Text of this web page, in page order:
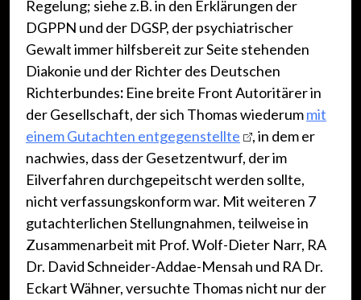
Regelung; siehe z.B. in den Erklärungen der
DGPPN und der DGSP, der psychiatrischer
Gewalt immer hilfsbereit zur Seite stehenden
Diakonie und der Richter des Deutschen
Richterbundes: Eine breite Front Autoritärer in
der Gesellschaft, der sich Thomas wiederummit
einem Gutachten entgegenstellte
, in dem er
nachwies, dass der Gesetzentwurf, der im
Eilverfahren durchgepeitscht werden sollte,
nicht verfassungskonform war. Mit weiteren 7
gutachterlichen Stellungnahmen, teilweise in
Zusammenarbeit mit Prof. Wolf-Dieter Narr, RA
Dr. David Schneider-Addae-Mensah und RA Dr.
Eckart Wähner, versuchte Thomas nicht nur der